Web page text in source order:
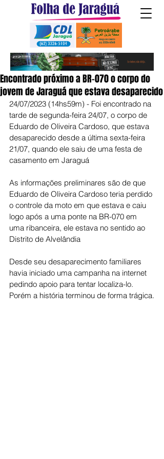
Encontrado próximo a BR-070 o corpo do
jovem de Jaraguá que estava desaparecido
24/07/2023 (14hs59m) - Foi encontrado na
tarde de segunda-feira 24/07, o corpo de
Eduardo de Oliveira Cardoso, que estava
desaparecido desde a última sexta-feira
21/07, quando ele saiu de uma festa de
casamento em Jaraguá
As informações preliminares são de que
Eduardo de Oliveira Cardoso teria perdido
o controle da moto em que estava e caiu
logo após a uma ponte na BR-070 em
uma ribanceira, ele estava no sentido ao
Distrito de Alvelândia
Desde seu desaparecimento familiares
havia iniciado uma campanha na internet
pedindo apoio para tentar localiza-lo.
Porém a história terminou de forma trágica.